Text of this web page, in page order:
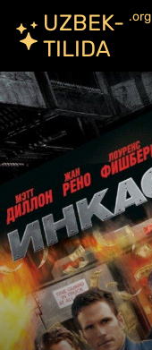
UZBEK-
TILIDA
.org